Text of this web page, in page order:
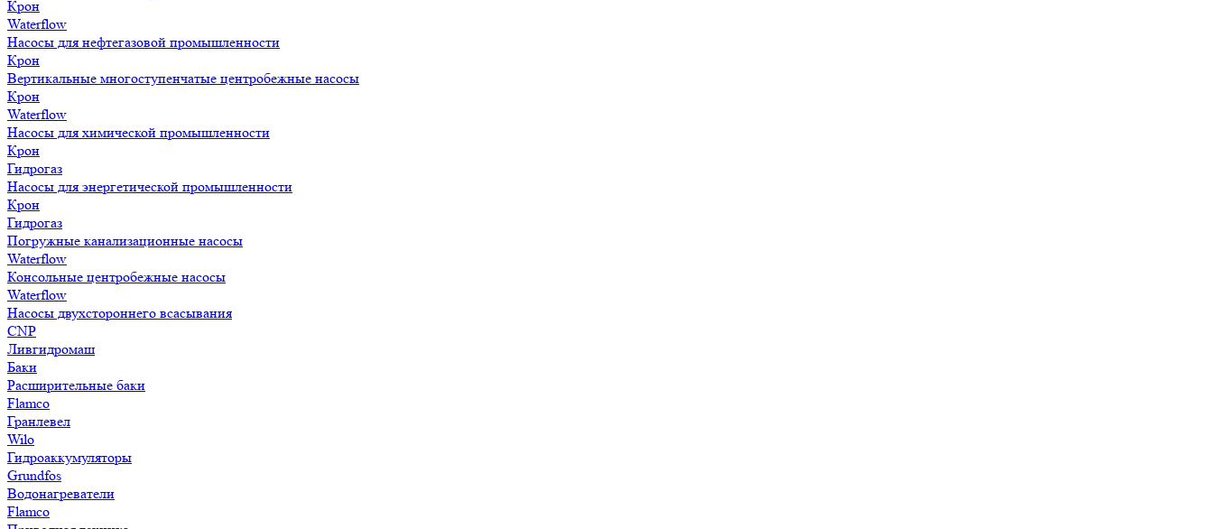
Крон
Waterflow
Насосы для нефтегазовой промышленности
Крон
Вертикальные многоступенчатые центробежные насосы
Крон
Waterflow
Насосы для химической промышленности
Крон
Гидрогаз
Насосы для энергетической промышленности
Крон
Гидрогаз
Погружные канализационные насосы
Waterflow
Консольные центробежные насосы
Waterflow
Насосы двухстороннего всасывания
CNP
Ливгидромаш
Баки
Расширительные баки
Flamco
Гранлевел
Wilo
Гидроаккумуляторы
Grundfos
Водонагреватели
Flamco